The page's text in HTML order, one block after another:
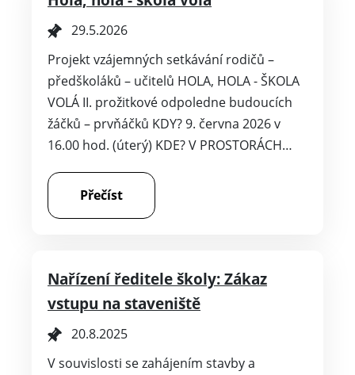
29.5.2026
Projekt vzájemných setkávání rodičů –
předškoláků – učitelů HOLA, HOLA - ŠKOLA
VOLÁ II. prožitkové odpoledne budoucích
žáčků – prvňáčků KDY? 9. června 2026 v
16.00 hod. (úterý) KDE? V PROSTORÁCH…
Přečíst
Nařízení ředitele školy: Zákaz
vstupu na staveniště
20.8.2025
V souvislosti se zahájením stavby a